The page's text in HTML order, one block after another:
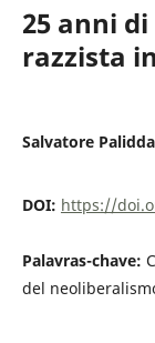
25 anni
razzista
Salvatore Palidda
DOI: https://
Palavras-chave:
del